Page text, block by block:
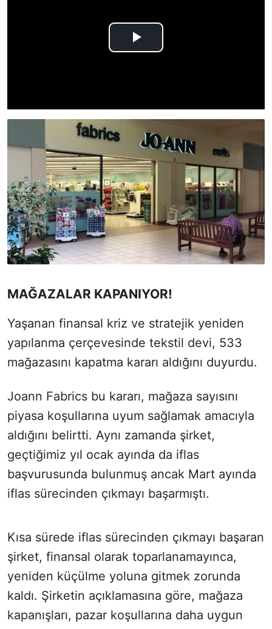
MAĞAZALAR KAPANIYOR!
Yaşanan finansal kriz ve stratejik yeniden
yapılanma çerçevesinde tekstil devi, 533
mağazasını kapatma kararı aldığını duyurdu.
Joann Fabrics bu kararı, mağaza sayısını
piyasa koşullarına uyum sağlamak amacıyla
aldığını belirtti. Aynı zamanda şirket,
geçtiğimiz yıl ocak ayında da iflas
başvurusunda bulunmuş ancak Mart ayında
iflas sürecinden çıkmayı başarmıştı.
Kısa sürede iflas sürecinden çıkmayı başaran
şirket, finansal olarak toparlanamayınca,
yeniden küçülme yoluna gitmek zorunda
kaldı. Şirketin açıklamasına göre, mağaza
kapanışları, pazar koşullarına daha uygun